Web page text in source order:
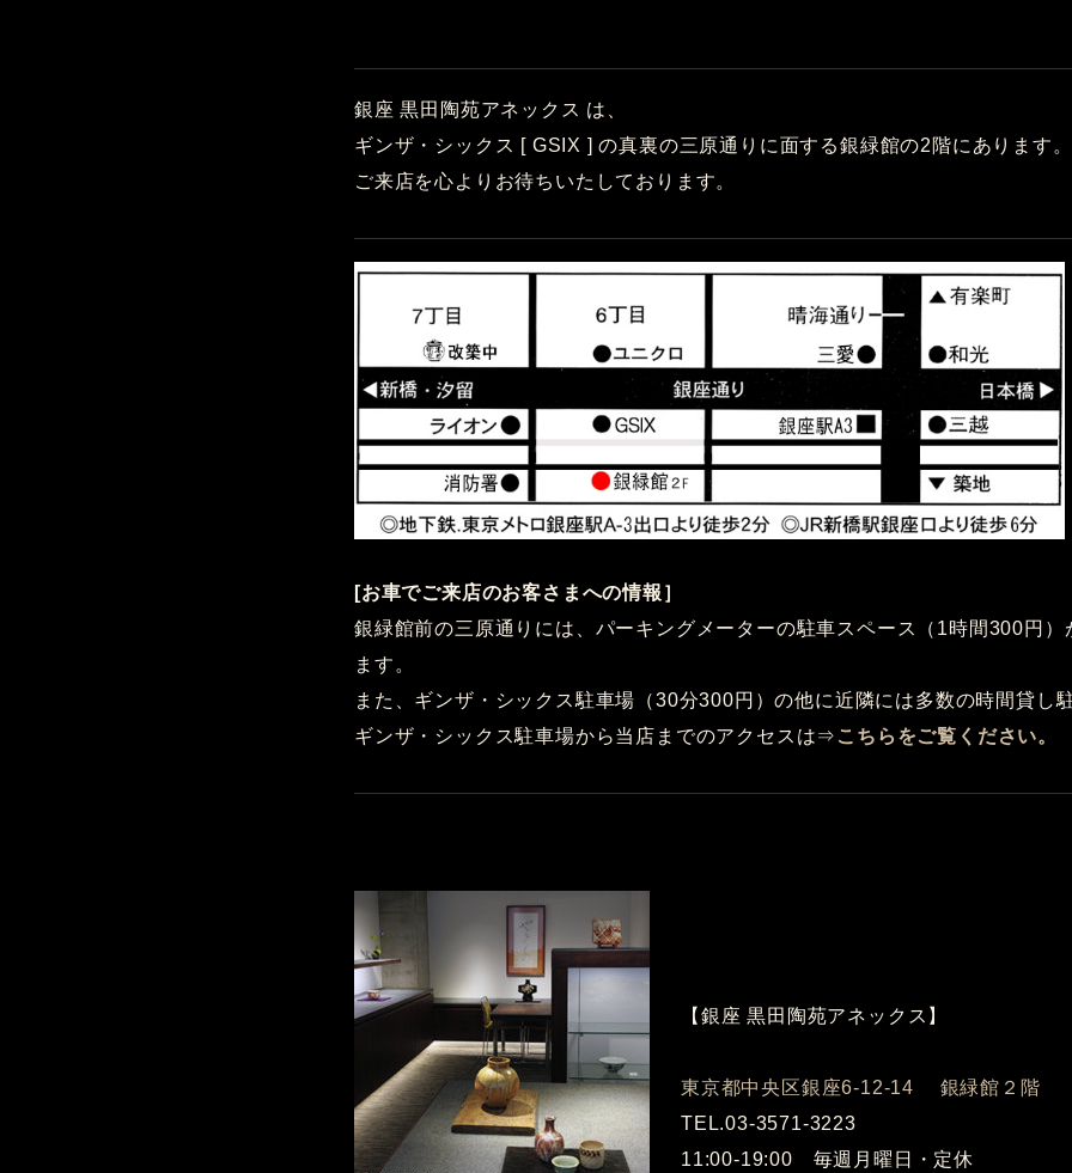
銀座 黒田陶苑アネックス は、
ギンザ・シックス [ GSIX ] の真裏の三原通りに面する銀緑館の2階にあります。
ご来店を心よりお待ちいたしております。
[お車でご来店のお客さまへの情報］
銀緑館前の三原通りには、パーキングメーターの駐車スペース（1時間300円）
ます。
また、ギンザ・シックス駐車場（30分300円）の他に近隣には多数の時間貸し
ギンザ・シックス駐車場から当店までのアクセスは⇒ こちらをご覧ください。
【銀座 黒田陶苑アネックス】
東京都中央区銀座6-12-14 銀緑館２階
TEL.03-3571-3223
11:00-19:00 毎週月曜日・定休